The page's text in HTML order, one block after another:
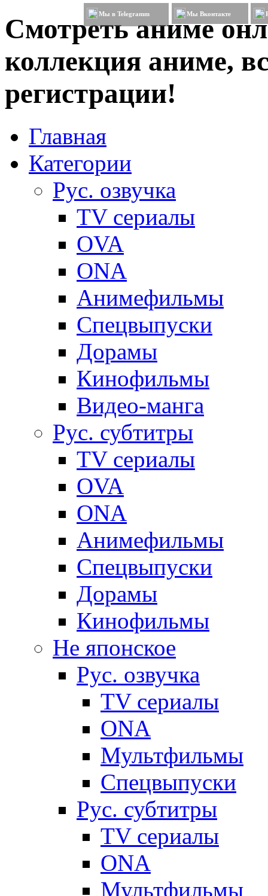
Смотреть аниме
коллекция аниме,
регистрации!
Мы в Telegramm Мы Вконтакте
Главная
Категории
Рус. озвучка
TV сериалы
OVA
ONA
Анимефильмы
Спецвыпуски
Дорамы
Кинофильмы
Видео-манга
Рус. субтитры
TV сериалы
OVA
ONA
Анимефильмы
Спецвыпуски
Дорамы
Кинофильмы
Не японское
Рус. озвучка
TV сериалы
ONA
Мультфильмы
Спецвыпуски
Рус. субтитры
TV сериалы
ONA
Мультфильмы